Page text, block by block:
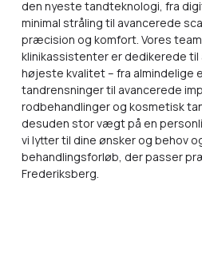
den nyeste tandteknologi, fra
minimal stråling til avancerede
præcision og komfort. Vores
klinikassistenter er dedikerede
højeste kvalitet – fra almindelige
tandrensninger til avancerede
rodbehandlinger og kosmetisk
desuden stor vægt på en
vi lytter til dine ønsker og behov
behandlingsforløb, der passer
Frederiksberg.